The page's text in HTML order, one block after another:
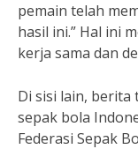
pemain telah
hasil ini.” Hal ini
kerja sama dan
Di sisi lain,
sepak bola
Federasi Sepak